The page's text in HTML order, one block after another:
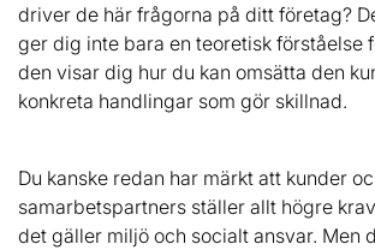
driver de här frågorna på ditt företag?
ger dig inte bara en teoretisk förståelse
den visar dig hur du kan omsätta den
konkreta handlingar som gör skillnad.
Du kanske redan har märkt att kunder
samarbetspartners ställer allt högre
det gäller miljö och socialt ansvar. Men